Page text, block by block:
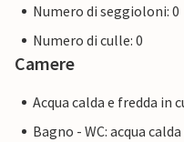
Numero di seggioloni: 0
Numero di culle: 0
Camere
Acqua calda e fredda in
Bagno - WC: acqua